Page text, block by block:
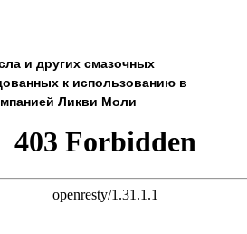
и других смазочных
к использованию в
Ликви Моли